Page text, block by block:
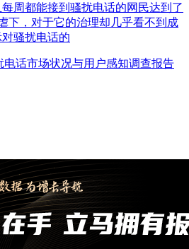
周都能接到骚扰电话的网民达到了
下，对于它的治理却几乎看不到成
骚扰电话的